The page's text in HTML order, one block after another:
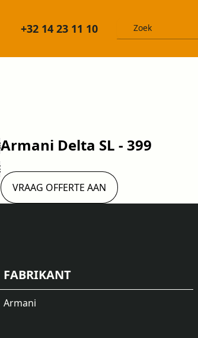
+32 14 23 11 10
Armani Delta SL - 399
VRAAG OFFERTE AAN
FABRIKANT
Armani